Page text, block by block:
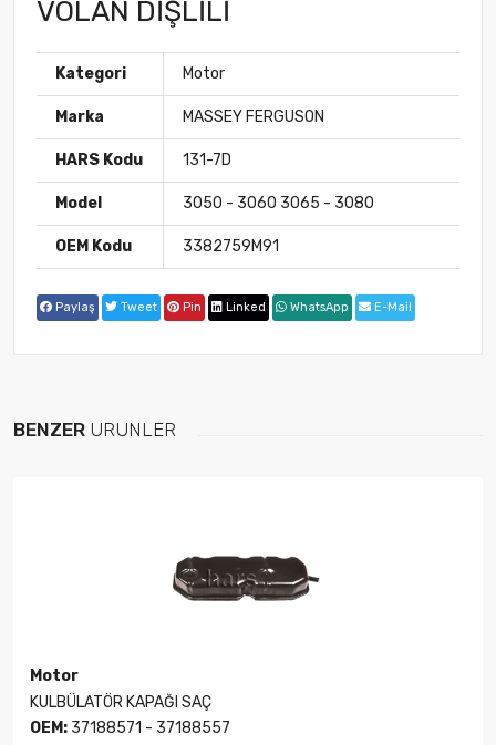
VOLAN DİŞLİLİ
Kategori Motor
Marka MASSEY FERGUSON
HARS Kodu 131-7D
Model 3050 - 3060 3065 - 3080
OEM Kodu 3382759M91
Paylaş Tweet Pin Linked WhatsApp E-Mail
BENZER ÜRÜNLER
Motor
KULBÜLATÖR KAPAĞI SAÇ
OEM: 37188571 - 37188557